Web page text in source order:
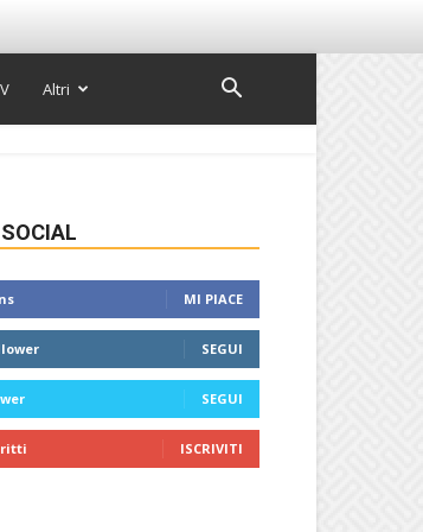
Altri
MI PIACE
SEGUI
SEGUI
ISCRIVITI